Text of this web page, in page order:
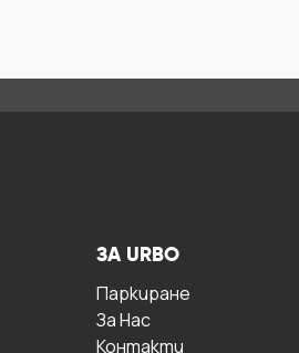
ЗА URBO
Паркиране
За Hас
Контакти